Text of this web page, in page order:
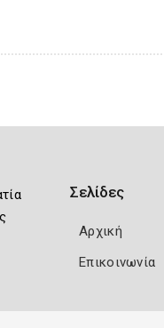
Σελίδες
Αρχική
Επικοινωνία